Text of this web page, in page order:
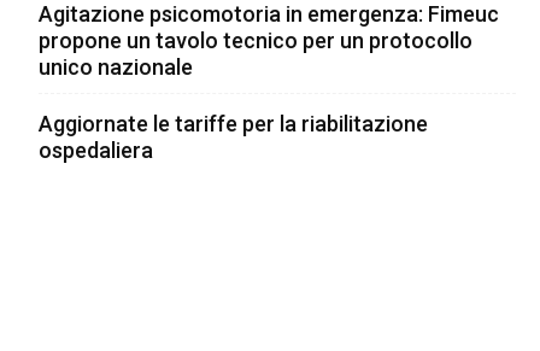
Agitazione psicomotoria in emergenza: Fimeuc
propone un tavolo tecnico per un protocollo
unico nazionale
Aggiornate le tariffe per la riabilitazione
ospedaliera